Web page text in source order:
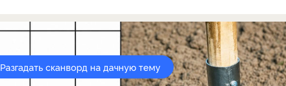
Разгадать сканворд на дачную тему